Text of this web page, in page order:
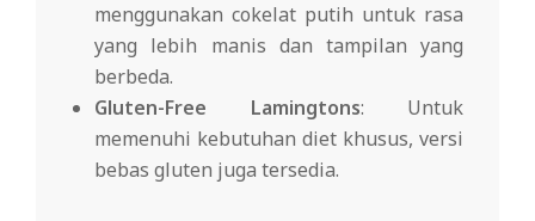
menggunakan cokelat putih untuk rasa
yang lebih manis dan tampilan yang
berbeda.
Gluten-Free Lamingtons: Untuk
memenuhi kebutuhan diet khusus, versi
bebas gluten juga tersedia.